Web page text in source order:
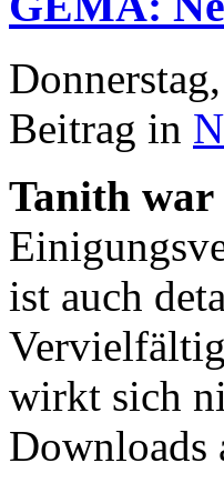
Beitrag in
Tanith war
ist auch
wirkt sich
Downloads